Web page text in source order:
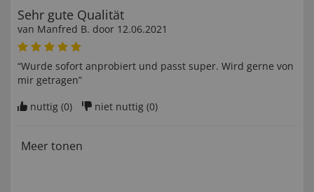
Sehr gute Qualität
van Manfred B. door 12.06.2021
“Wurde sofort anprobiert und passt super. Wird gerne von
mir getragen”
nuttig (0) niet nuttig (0)
Meer tonen